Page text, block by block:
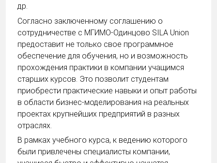
др.
Согласно заключенному соглашению о
сотрудничестве с МГИМО-Одинцово SILA Union
предоставит не только свое программное
обеспечение для обучения, но и возможность
прохождения практики в компании учащимся
старших курсов. Это позволит студентам
приобрести практические навыки и опыт работы
в области бизнес-моделирования на реальных
проектах крупнейших предприятий в разных
отраслях.
В рамках учебного курса, к ведению которого
были привлечены специалисты компании,